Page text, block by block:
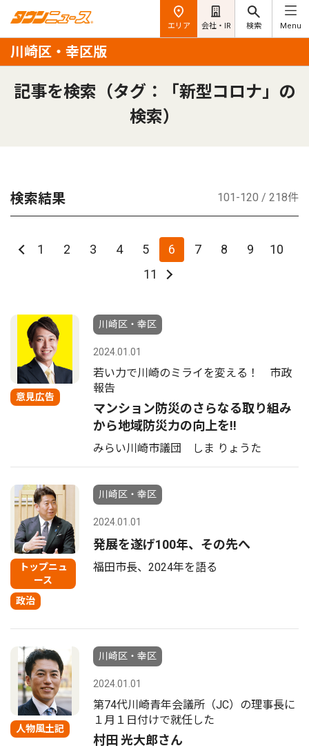
エリア 会社・IR 検索 Menu
川崎区・幸区版
記事を検索（タグ：「新型コロナ」の
検索）
検索結果 101-120 / 218件
1 2 3 4 5 6 7 8 9
10
11
意見広告
川崎区・幸区
2024.01.01
若い力で川崎のミライを変える！ 市政
報告
マンション防災のさらなる取り組み
から地域防災力の向上を!!
みらい川崎市議団 しま りょうた
トップニュ
ース
政治
川崎区・幸区
2024.01.01
発展を遂げ100年、その先へ
福田市長、2024年を語る
人物風土記
川崎区・幸区
2024.01.01
第74代川崎青年会議所（JC）の理事長に
１月１日付けで就任した
村田 光大郎さん